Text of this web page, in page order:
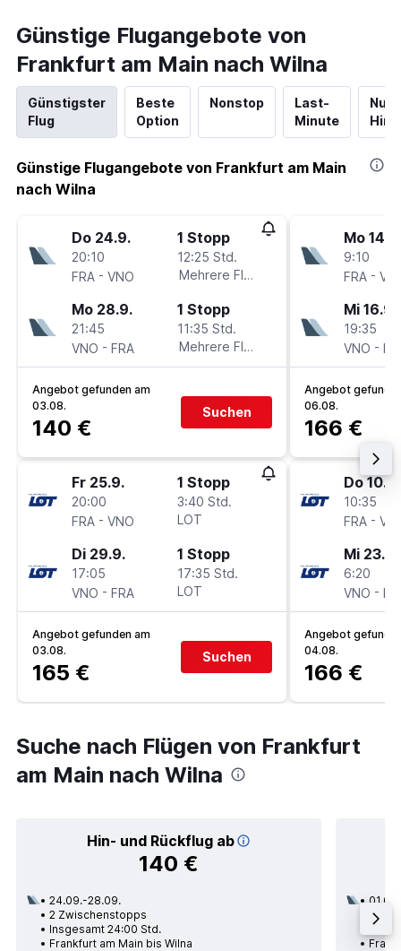
Günstige Flugangebote von
Frankfurt am Main nach Wilna
Günstigster
Flug
Beste
Option
Nonstop
Last-
Minute
Nur
Günstige Flugangebote von Frankfurt am Main
nach Wilna
Do 24.9.
20:10
FRA - VNO
1 Stopp
12:25 Std.
Mehrere Fluglinien
Mo 28.9.
21:45
VNO - FRA
1 Stopp
11:35 Std.
Mehrere Fluglinien
Angebot gefunden am
03.08.
140 €
Suchen
Fr 25.9.
20:00
FRA - VNO
1 Stopp
3:40 Std.
LOT
Di 29.9.
17:05
VNO - FRA
1 Stopp
17:35 Std.
LOT
Angebot gefunden am
03.08.
165 €
Suchen
Mo 14.9.
9:10
FRA -
Mi 16.9.
19:35
VNO -
Angebot
06.08.
166 €
Do 10.9.
10:35
FRA -
Mi 23.9.
6:20
VNO -
Angebot
04.08.
166 €
Suche nach Flügen von Frankfurt
am Main nach Wilna
Hin- und Rückflug ab
140 €
24.09.-28.09.
2 Zwischenstopps
Insgesamt 24:00 Std.
Frankfurt am Main bis Wilna
01.09.
1